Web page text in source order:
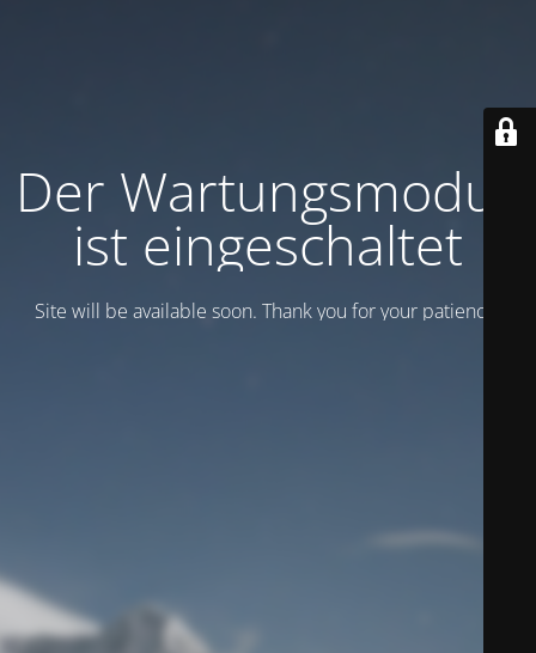
Der Wartungsmodus
ist eingeschaltet
Site will be available soon. Thank you for your patience!